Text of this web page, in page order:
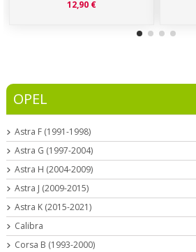
12,90 €
OPEL
Astra F (1991-1998)
Astra G (1997-2004)
Astra H (2004-2009)
Astra J (2009-2015)
Astra K (2015-2021)
Calibra
Corsa B (1993-2000)